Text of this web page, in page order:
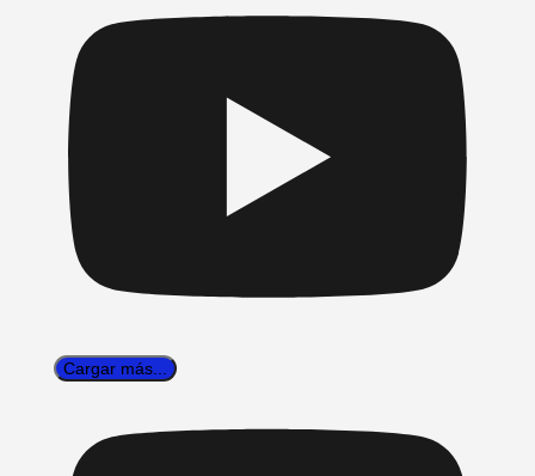
Cargar más...